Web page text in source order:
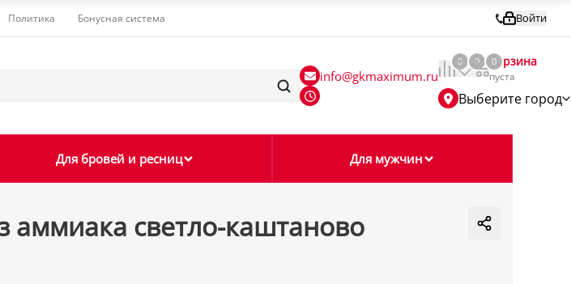
Политика Бонусная система Войти
info@gkmaximum.ru
0 0 0
Корзина
пуста
Выберите город
Для бровей и ресниц Для мужчин
аммиака светло-каштаново